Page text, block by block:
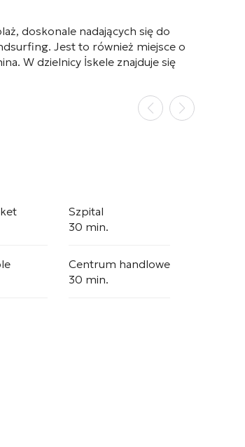
doskonale nadających się do
Jest to również miejsce o
W dzielnicy İskele znajduje się
Szpital
30 min.
Centrum handlowe
30 min.